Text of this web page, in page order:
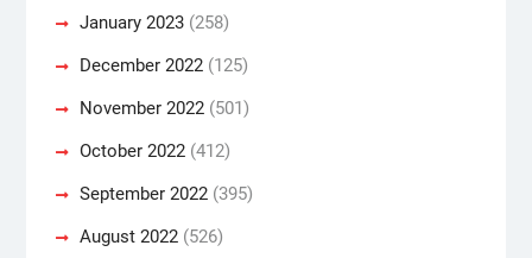
January 2023(258)
December 2022(125)
November 2022(501)
October 2022(412)
September 2022(395)
August 2022(526)